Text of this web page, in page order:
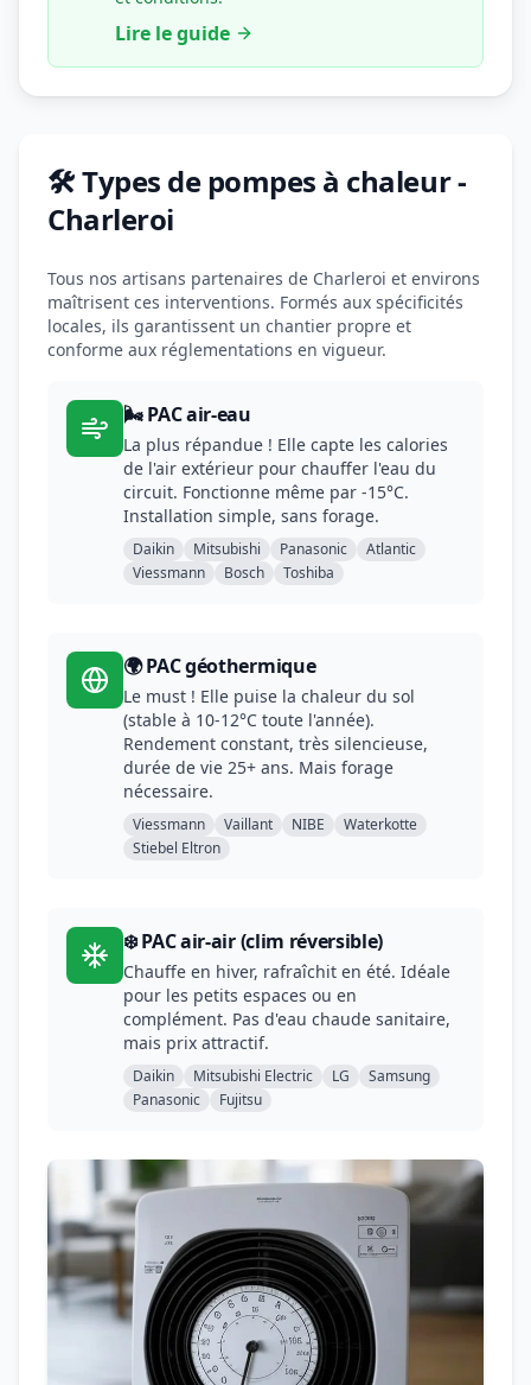
Lire le guide
🛠️ Types de pompes à chaleur -
Charleroi
Tous nos artisans partenaires de Charleroi et environs
maîtrisent ces interventions. Formés aux spécificités
locales, ils garantissent un chantier propre et
conforme aux réglementations en vigueur.
🌬️ PAC air-eau
La plus répandue ! Elle capte les calories
de l'air extérieur pour chauffer l'eau du
circuit. Fonctionne même par -15°C.
Installation simple, sans forage.
Daikin Mitsubishi Panasonic
Atlantic
Viessmann
Bosch Toshiba
🌍 PAC géothermique
Le must ! Elle puise la chaleur du sol
(stable à 10-12°C toute l'année).
Rendement constant, très silencieuse,
durée de vie 25+ ans. Mais forage
nécessaire.
Viessmann Vaillant NIBE
Waterkotte
Stiebel Eltron
❄️ PAC air-air (clim réversible)
Chauffe en hiver, rafraîchit en été. Idéale
pour les petits espaces ou en
complément. Pas d'eau chaude sanitaire,
mais prix attractif.
Daikin Mitsubishi Electric LG
Samsung
Panasonic
Fujitsu